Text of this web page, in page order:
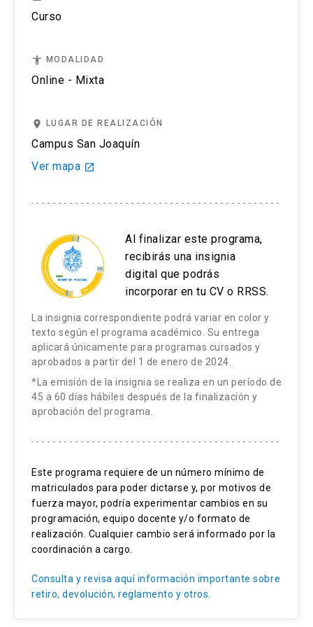
Curso
accessibility MODALIDAD
Online - Mixta
place LUGAR DE REALIZACIÓN
Campus San Joaquín
Ver mapa launch
Al finalizar este programa,
recibirás una insignia
digital que podrás
incorporar en tu CV o RRSS.
La insignia correspondiente podrá variar en color y
texto según el programa académico. Su entrega
aplicará únicamente para programas cursados y
aprobados a partir del 1 de enero de 2024.
*La emisión de la insignia se realiza en un período de
45 a 60 días hábiles después de la finalización y
aprobación del programa.
Este programa requiere de un número mínimo de
matriculados para poder dictarse y, por motivos de
fuerza mayor, podría experimentar cambios en su
programación, equipo docente y/o formato de
realización. Cualquier cambio será informado por la
coordinación a cargo.
Consulta y revisa aquí información importante sobre
retiro, devolución, reglamento y otros.